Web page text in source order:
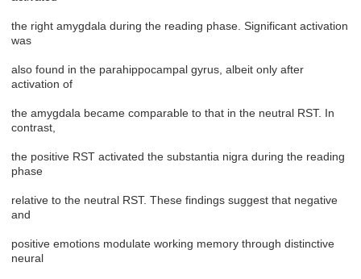
the right amygdala during the reading phase. Significant activation
was
also found in the parahippocampal gyrus, albeit only after
activation of
the amygdala became comparable to that in the neutral RST. In
contrast,
the positive RST activated the substantia nigra during the reading
phase
relative to the neutral RST. These findings suggest that negative
and
positive emotions modulate working memory through distinctive
neural